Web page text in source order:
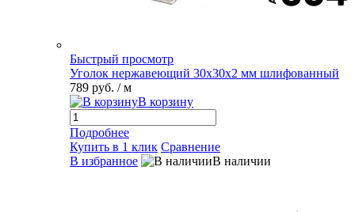
Быстрый просмотр
Уголок нержавеющий 30х30х2 мм шлифованный
789 руб. / м
В корзину
Подробнее
Купить в 1 клик Сравнение
В избранное
В наличии